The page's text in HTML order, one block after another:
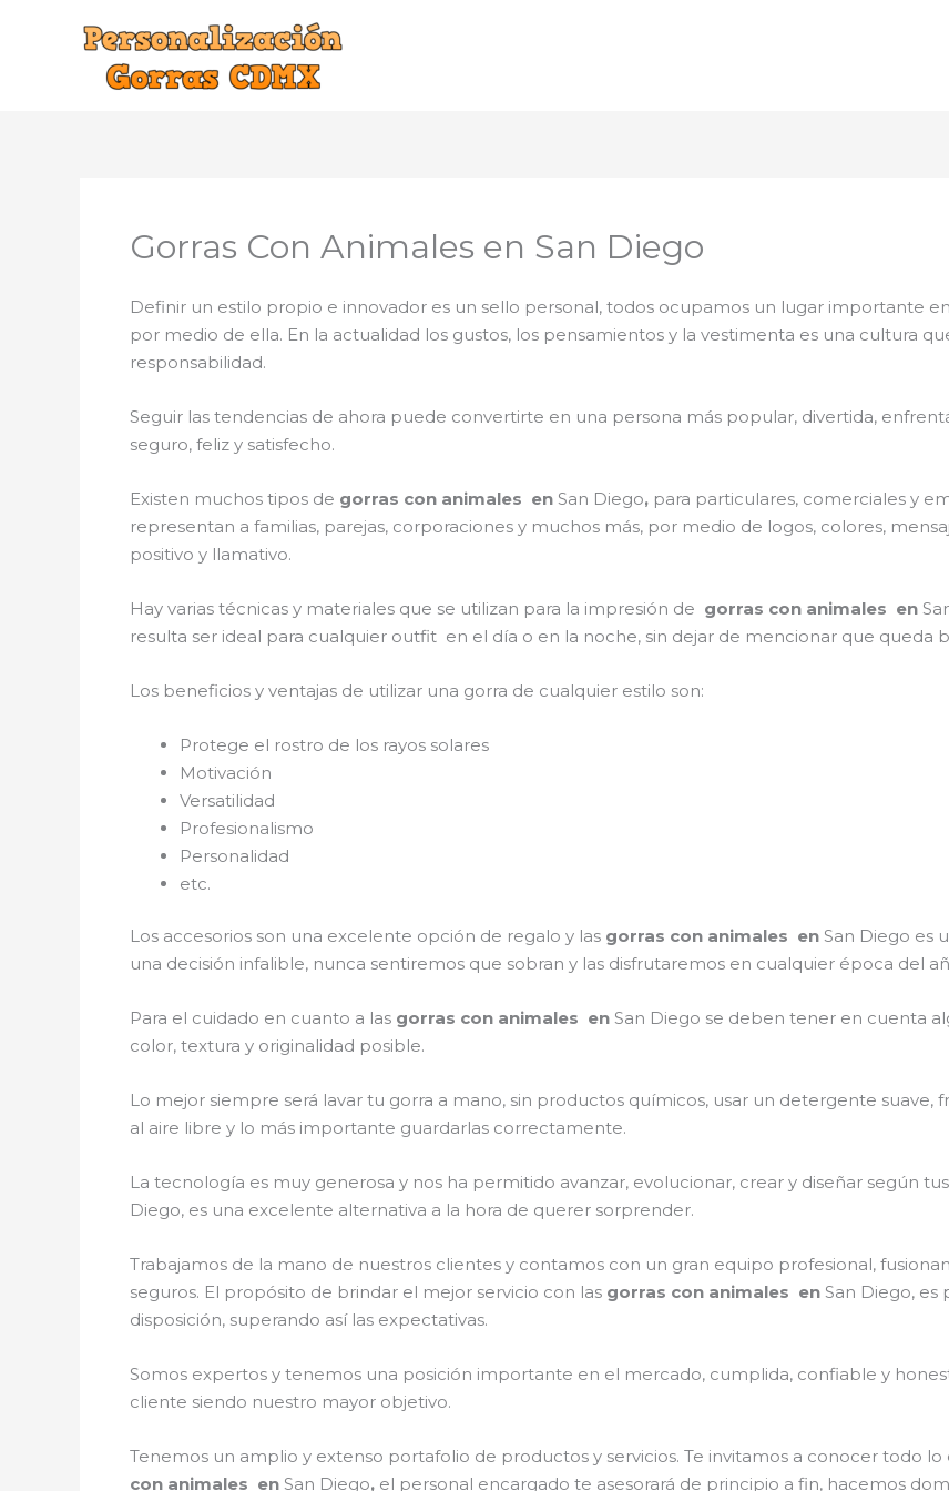
Gorras Con Animales en San Diego
Definir un estilo propio e innovador es un sello personal, todos ocupamos un lugar importante
por medio de ella. En la actualidad los gustos, los pensamientos y la vestimenta es una cultura
responsabilidad.
Seguir las tendencias de ahora puede convertirte en una persona más popular, divertida,
seguro, feliz y satisfecho.
Existen muchos tipos de gorras con animales en San Diego, para particulares, comerciales y
representan a familias, parejas, corporaciones y muchos más, por medio de logos, colores,
positivo y llamativo.
Hay varias técnicas y materiales que se utilizan para la impresión de gorras con animales en
resulta ser ideal para cualquier outfit en el día o en la noche, sin dejar de mencionar que queda
Los beneficios y ventajas de utilizar una gorra de cualquier estilo son:
Protege el rostro de los rayos solares
Motivación
Versatilidad
Profesionalismo
Personalidad
etc.
Los accesorios son una excelente opción de regalo y las gorras con animales en San Diego es
una decisión infalible, nunca sentiremos que sobran y las disfrutaremos en cualquier época del
Para el cuidado en cuanto a las gorras con animales en San Diego se deben tener en cuenta
color, textura y originalidad posible.
Lo mejor siempre será lavar tu gorra a mano, sin productos químicos, usar un detergente suave,
al aire libre y lo más importante guardarlas correctamente.
La tecnología es muy generosa y nos ha permitido avanzar, evolucionar, crear y diseñar según
Diego, es una excelente alternativa a la hora de querer sorprender.
Trabajamos de la mano de nuestros clientes y contamos con un gran equipo profesional,
seguros. El propósito de brindar el mejor servicio con las gorras con animales en San Diego,
disposición, superando así las expectativas.
Somos expertos y tenemos una posición importante en el mercado, cumplida, confiable y
cliente siendo nuestro mayor objetivo.
Tenemos un amplio y extenso portafolio de productos y servicios. Te invitamos a conocer todo
con animales en San Diego, el personal encargado te asesorará de principio a fin, hacemos